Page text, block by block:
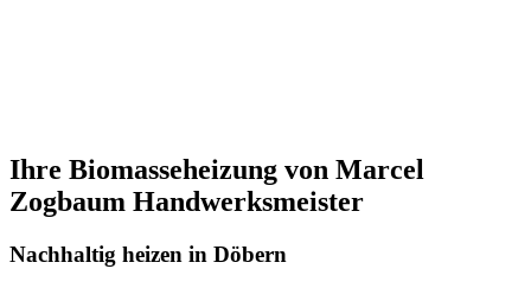
Ihre Biomasseheizung von Marcel
Zogbaum Handwerksmeister
Nachhaltig heizen in Döbern